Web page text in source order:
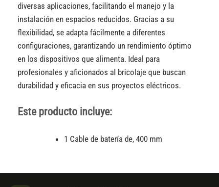
diversas aplicaciones, facilitando el manejo y la
instalación en espacios reducidos. Gracias a su
flexibilidad, se adapta fácilmente a diferentes
configuraciones, garantizando un rendimiento óptimo
en los dispositivos que alimenta. Ideal para
profesionales y aficionados al bricolaje que buscan
durabilidad y eficacia en sus proyectos eléctricos.
Este producto incluye:
1 Cable de batería de, 400 mm